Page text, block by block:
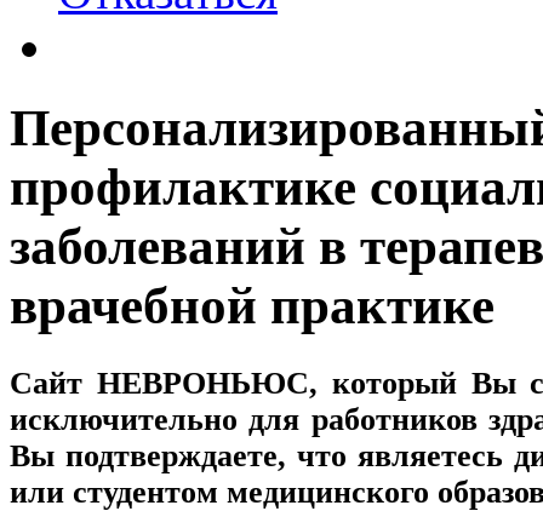
профилактике
заболеваний в
врачебной практике
Сайт НЕВРОНЬЮС, который Вы
исключительно для работников
Вы подтверждаете, что являетесь
или студентом медицинского